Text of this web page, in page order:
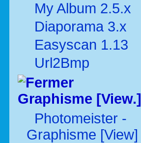
My Album 2.5.x
Diaporama 3.x
Easyscan 1.13
Url2Bmp
Graphisme [View.]
Photomeister -
Graphisme [View]